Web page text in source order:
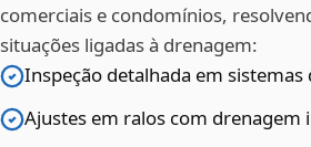
comerciais e condomínios,
situações ligadas à drenagem:
Inspeção detalhada em sistemas
Ajustes em ralos com drenagem